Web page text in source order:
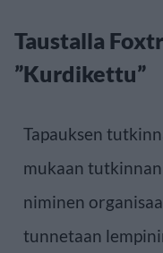
Taustalla
”Kurdikettu”
Tapauksen
mukaan
niminen
tunnetaan